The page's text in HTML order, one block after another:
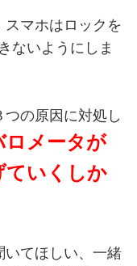
マホはロックを
ないようにしま
の原因に対処し
ロメータが
ていくしか
いてほしい、一緒